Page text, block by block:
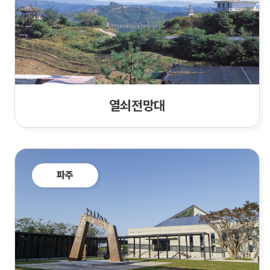
열쇠전망대
파주